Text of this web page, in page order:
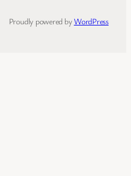
Proudly powered byWordPress